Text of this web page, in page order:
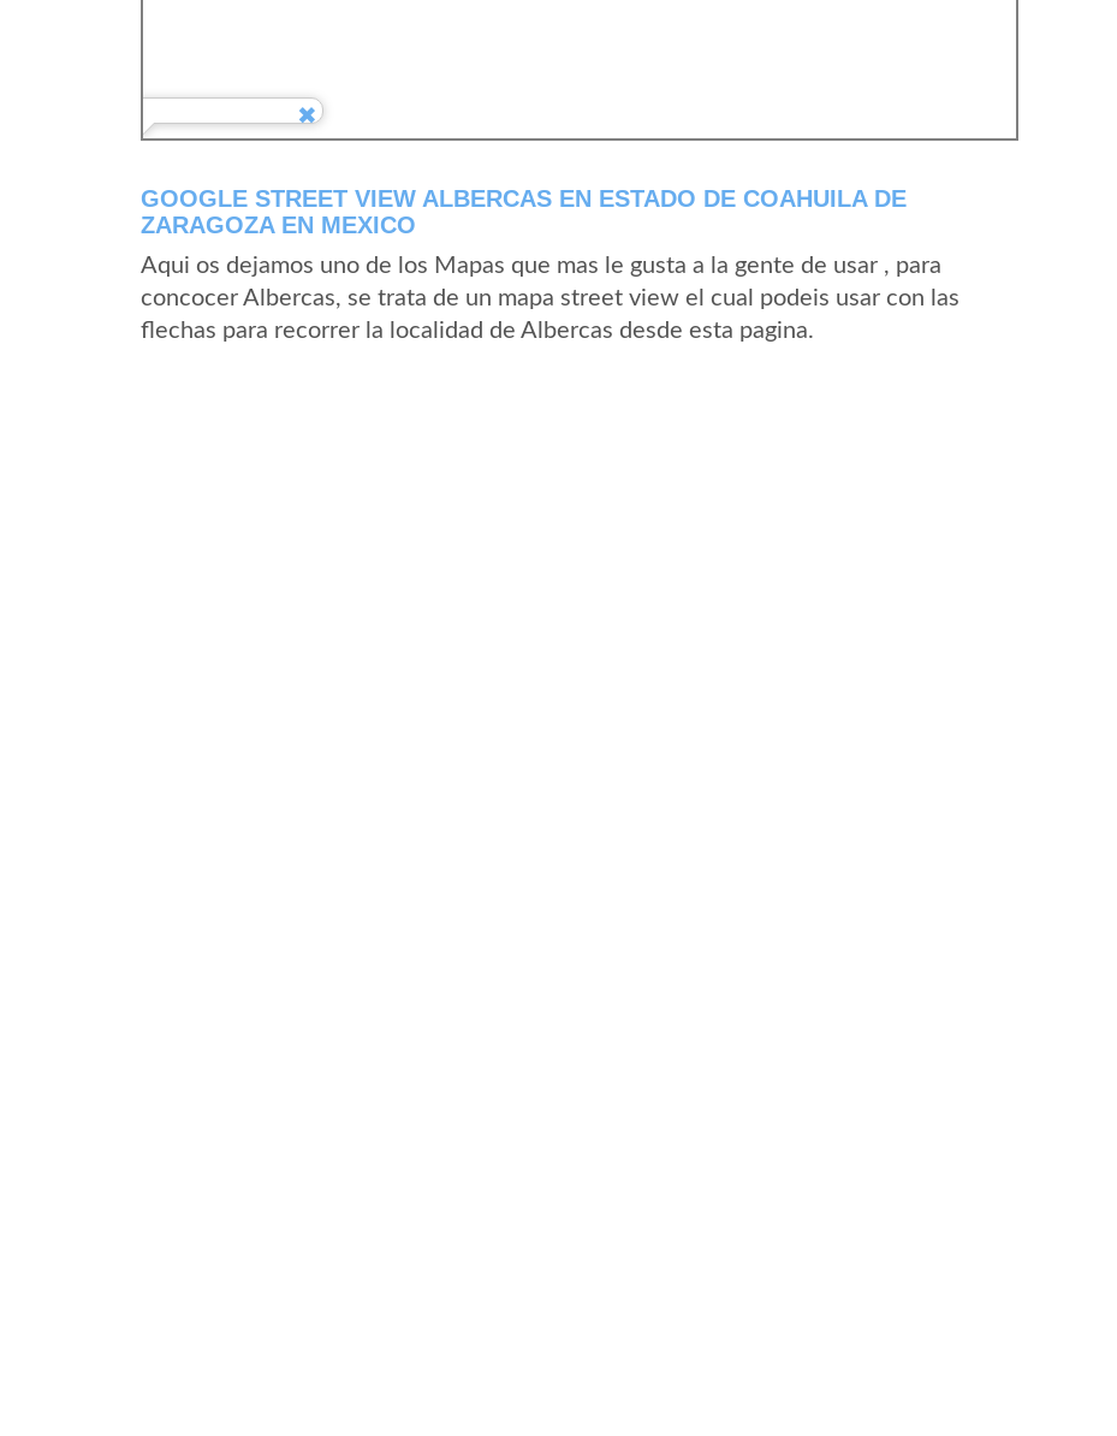
GOOGLE STREET VIEW ALBERCAS EN ESTADO DE COAHUILA DE
ZARAGOZA EN MEXICO
Aqui os dejamos uno de los Mapas que mas le gusta a la gente de usar , para
concocer Albercas, se trata de un mapa street view el cual podeis usar con las
flechas para recorrer la localidad de Albercas desde esta pagina.